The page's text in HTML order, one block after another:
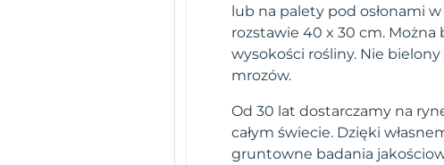
lub na palety pod osłonami
rozstawie 40 x 30 cm. Można
wysokości rośliny. Nie
mrozów.
Od 30 lat dostarczamy na
całym świecie. Dzięki
gruntowne badania